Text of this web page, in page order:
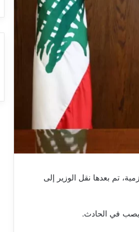
تم بعدها نقل الوزير إلى
يصب في الحادث.